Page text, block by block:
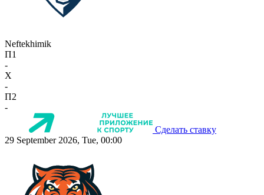
Neftekhimik
П1
-
X
-
П2
-
Сделать ставку
29 September 2026, Tue, 00:00